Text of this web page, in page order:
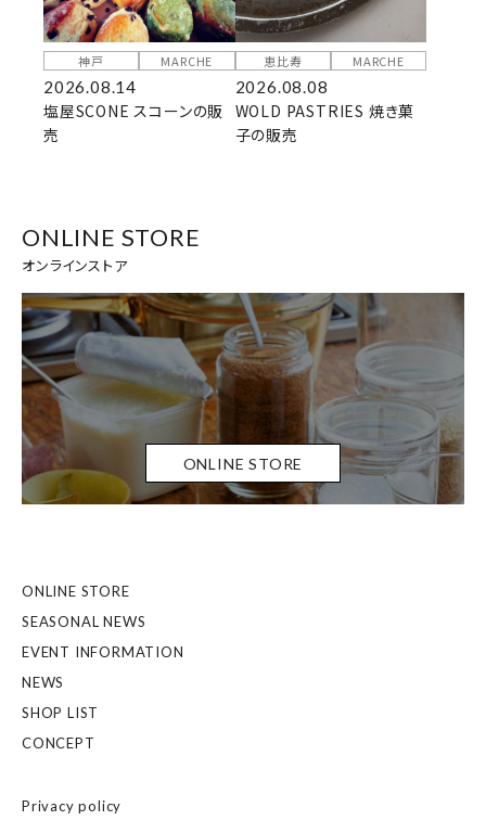
神戸 MARCHE
2026.08.14
塩屋SCONE スコーンの販
売
恵比寿 MARCHE
2026.08.08
WOLD PASTRIES 焼き菓
子の販売
ONLINE STORE
オンラインストア
ONLINE STORE
ONLINE STORE
SEASONAL NEWS
EVENT INFORMATION
NEWS
SHOP LIST
CONCEPT
Privacy policy